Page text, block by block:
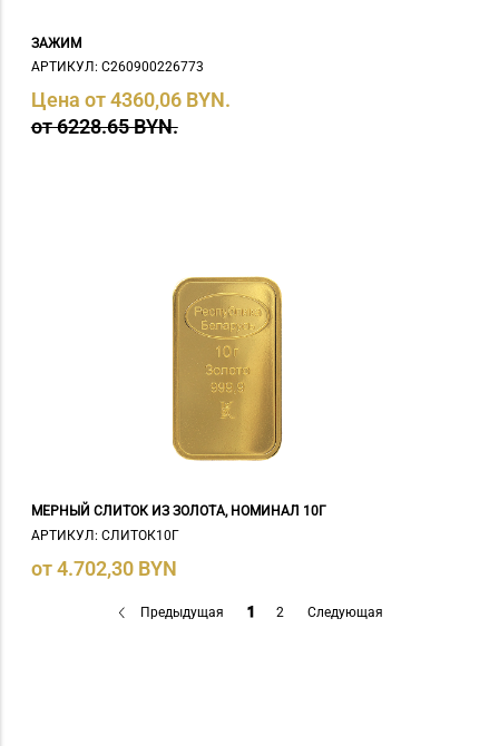
ЗАЖИМ
АРТИКУЛ: С260900226773
Цена от 4360,06 BYN.
от 6228.65 BYN.
МЕРНЫЙ СЛИТОК ИЗ ЗОЛОТА, НОМИНАЛ 10Г
АРТИКУЛ: СЛИТОК10Г
от 4.702,30 BYN
Предыдущая 1 2 Следующая